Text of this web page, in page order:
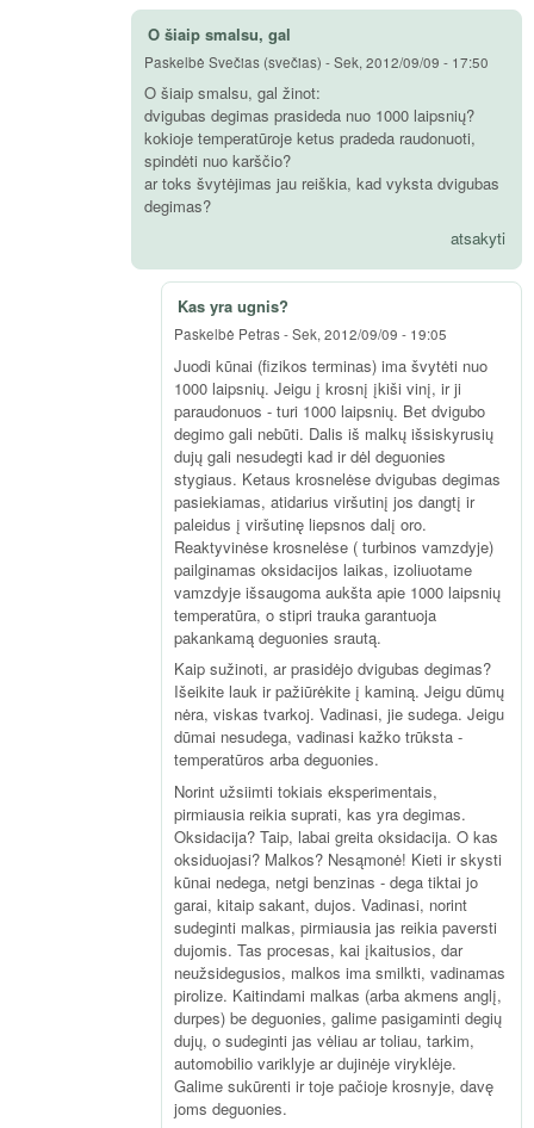
O šiaip smalsu, gal
Paskelbė Svečias (svečias) -Sek, 2012/09/09 - 17:50
O šiaip smalsu, gal žinot:
dvigubas degimas prasideda nuo 1000 laipsnių?
kokioje temperatūroje ketus pradeda raudonuoti,
spindėti nuo karščio?
ar toks švytėjimas jau reiškia, kad vyksta dvigubas
degimas?
atsakyti
Kas yra ugnis?
Paskelbė Petras-Sek, 2012/09/09 - 19:05
Juodi kūnai (fizikos terminas) ima švytėti nuo
1000 laipsnių. Jeigu į krosnį įkiši vinį, ir ji
paraudonuos - turi 1000 laipsnių. Bet dvigubo
degimo gali nebūti. Dalis iš malkų išsiskyrusių
dujų gali nesudegti kad ir dėl deguonies
stygiaus. Ketaus krosnelėse dvigubas degimas
pasiekiamas, atidarius viršutinį jos dangtį ir
paleidus į viršutinę liepsnos dalį oro.
Reaktyvinėse krosnelėse ( turbinos vamzdyje)
pailginamas oksidacijos laikas, izoliuotame
vamzdyje išsaugoma aukšta apie 1000 laipsnių
temperatūra, o stipri trauka garantuoja
pakankamą deguonies srautą.
Kaip sužinoti, ar prasidėjo dvigubas degimas?
Išeikite lauk ir pažiūrėkite į kaminą. Jeigu dūmų
nėra, viskas tvarkoj. Vadinasi, jie sudega. Jeigu
dūmai nesudega, vadinasi kažko trūksta -
temperatūros arba deguonies.
Norint užsiimti tokiais eksperimentais,
pirmiausia reikia suprati, kas yra degimas.
Oksidacija? Taip, labai greita oksidacija. O kas
oksiduojasi? Malkos? Nesąmonė! Kieti ir skysti
kūnai nedega, netgi benzinas - dega tiktai jo
garai, kitaip sakant, dujos. Vadinasi, norint
sudeginti malkas, pirmiausia jas reikia paversti
dujomis. Tas procesas, kai įkaitusios, dar
neužsidegusios, malkos ima smilkti, vadinamas
pirolize. Kaitindami malkas (arba akmens anglį,
durpes) be deguonies, galime pasigaminti degių
dujų, o sudeginti jas vėliau ar toliau, tarkim,
automobilio variklyje ar dujinėje viryklėje.
Galime sukūrenti ir toje pačioje krosnyje, davę
joms deguonies.